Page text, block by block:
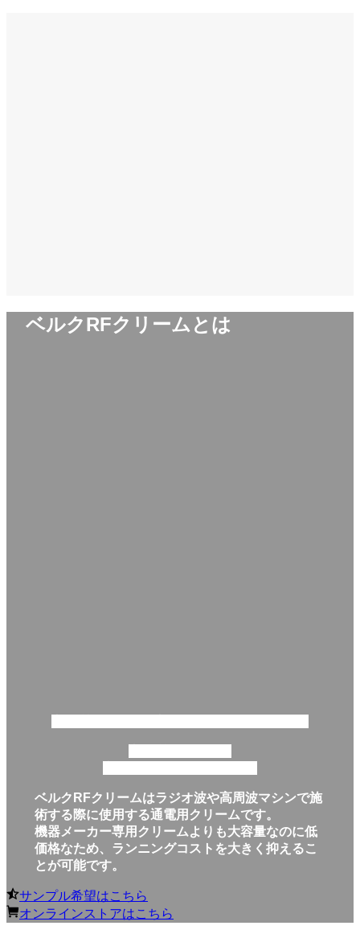
ベルクRFクリームとは
ベルクRFクリームはラジオ波や高周波マシンで施
術する際に使用する通電用クリームです。
機器メーカー専用クリームよりも大容量なのに低
価格なため、ランニングコストを大きく抑えるこ
とが可能です。
サンプル希望はこちら
オンラインストアはこちら